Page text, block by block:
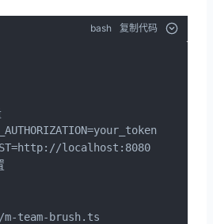
bash 复制代码
localhost:8080
team-brush.ts